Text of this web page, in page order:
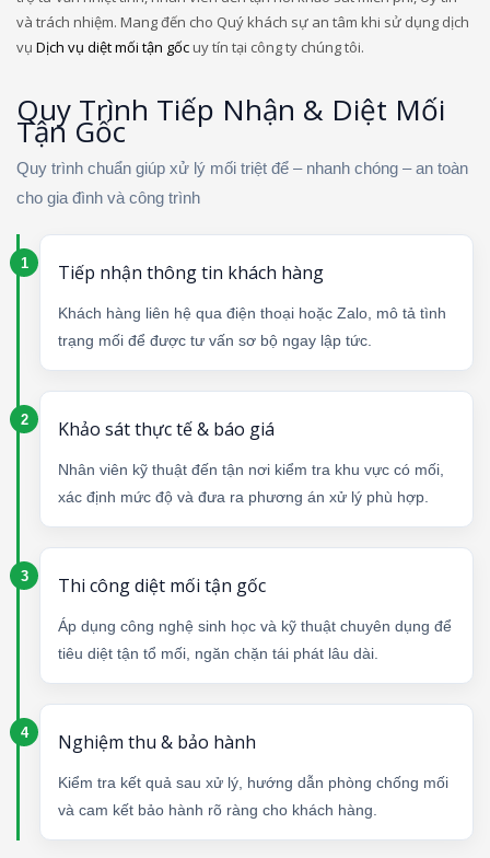
và trách nhiệm. Mang đến cho Quý khách sự an tâm khi sử dụng dịch
vụ Dịch vụ diệt mối tận gốcuy tín tại công ty chúng tôi.
Quy Trình Tiếp Nhận & Diệt Mối
Tận Gốc
Quy trình chuẩn giúp xử lý mối triệt để – nhanh chóng – an toàn
cho gia đình và công trình
Tiếp nhận thông tin khách hàng
Khách hàng liên hệ qua điện thoại hoặc Zalo, mô tả tình
trạng mối để được tư vấn sơ bộ ngay lập tức.
Khảo sát thực tế & báo giá
Nhân viên kỹ thuật đến tận nơi kiểm tra khu vực có mối,
xác định mức độ và đưa ra phương án xử lý phù hợp.
Thi công diệt mối tận gốc
Áp dụng công nghệ sinh học và kỹ thuật chuyên dụng để
tiêu diệt tận tổ mối, ngăn chặn tái phát lâu dài.
Nghiệm thu & bảo hành
Kiểm tra kết quả sau xử lý, hướng dẫn phòng chống mối
và cam kết bảo hành rõ ràng cho khách hàng.